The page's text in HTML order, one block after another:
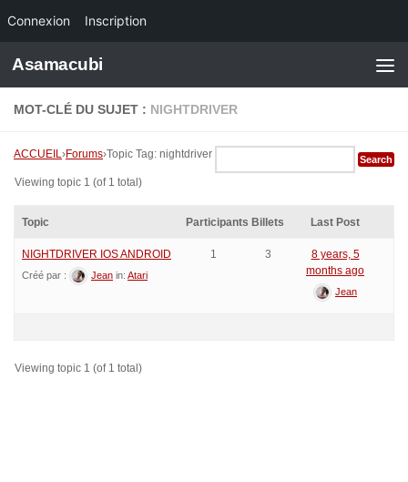
Connexion Inscription
Skip to content
Asamacubi
MOT-CLÉ DU SUJET : NIGHTDRIVER
ACCUEIL›Forums›Topic Tag: nightdriver
Viewing topic 1 (of 1 total)
Topic Participants Billets Last Post
NIGHTDRIVER IOS ANDROID
Créé par : Jean in: Atari
1 3
8 years, 5
months ago
Jean
Viewing topic 1 (of 1 total)